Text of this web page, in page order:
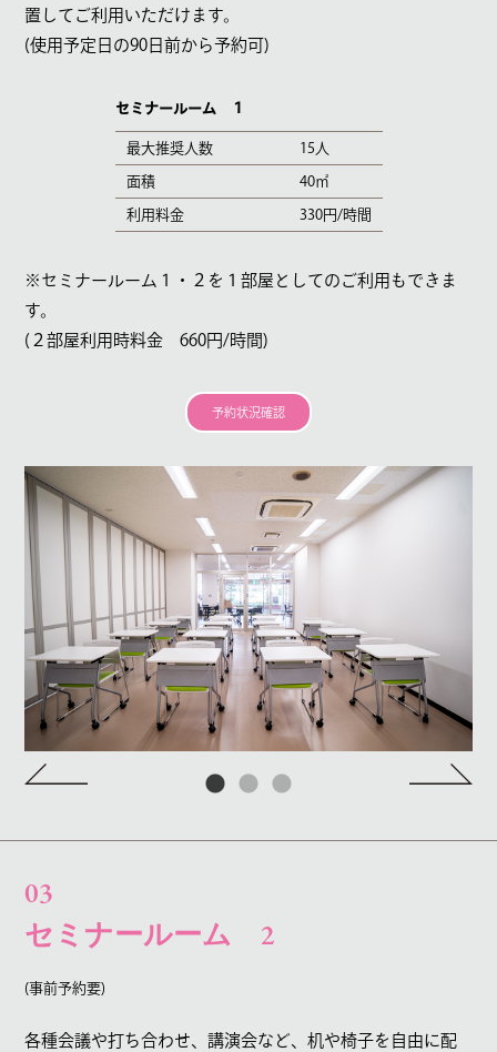
置してご利用いただけます。
(使用予定日の90日前から予約可)
セミナールーム １
最大推奨人数 15人
面積 40㎡
利用料金 330円/時間
※セミナールーム１・２を１部屋としてのご利用もできま
す。
(２部屋利用時料金 660円/時間)
予約状況確認
03
セミナールーム 2
(事前予約要)
各種会議や打ち合わせ、講演会など、机や椅子を自由に配